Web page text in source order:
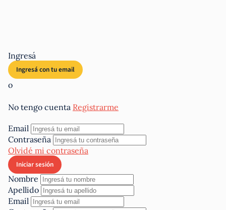
Ingresá
o
No tengo cuenta Registrarme
Email
Contraseña
Olvidé mi contraseña
Nombre
Apellido
Email